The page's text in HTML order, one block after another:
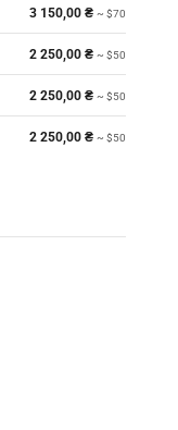
3 150,00 ₴ ~ $70
2 250,00 ₴ ~ $50
2 250,00 ₴ ~ $50
2 250,00 ₴ ~ $50